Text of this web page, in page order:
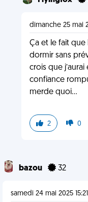
dimanche 25 mai
Ça et le fait
dormir sans
crois que
confiance
merde quoi…
2 0
bazou 32
samedi 24 mai 2025 15:21